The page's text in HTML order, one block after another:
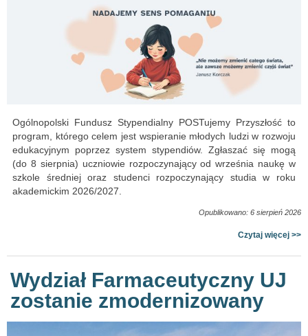
Ogólnopolski Fundusz Stypendialny POSTujemy Przyszłość to
program, którego celem jest wspieranie młodych ludzi w rozwoju
edukacyjnym poprzez system stypendiów. Zgłaszać się mogą
(do 8 sierpnia) uczniowie rozpoczynający od września naukę w
szkole średniej oraz studenci rozpoczynający studia w roku
akademickim 2026/2027.
Opublikowano: 6 sierpień 2026
Czytaj więcej >>
Wydział Farmaceutyczny UJ
zostanie zmodernizowany